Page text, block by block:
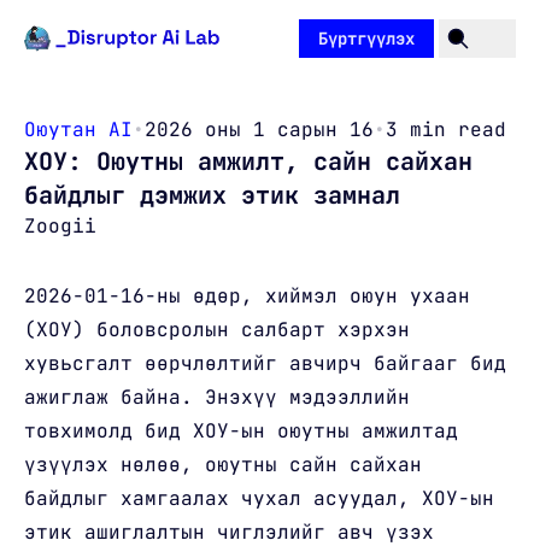
Бүртгүүлэх
Оюутан AI •2026 оны 1 сарын 16•3 min read
ХОУ: Оюутны амжилт, сайн сайхан
байдлыг дэмжих этик замнал
Zoogii
2026-01-16-ны өдөр, хиймэл оюун ухаан
(ХОУ) боловсролын салбарт хэрхэн
хувьсгалт өөрчлөлтийг авчирч байгааг бид
ажиглаж байна. Энэхүү мэдээллийн
товхимолд бид ХОУ-ын оюутны амжилтад
үзүүлэх нөлөө, оюутны сайн сайхан
байдлыг хамгаалах чухал асуудал, ХОУ-ын
этик ашиглалтын чиглэлийг авч үзэх